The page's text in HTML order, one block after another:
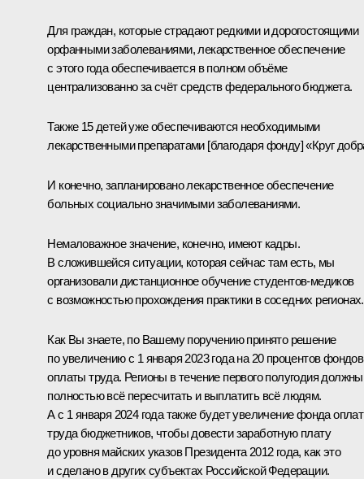
Для граждан, которые страдают редкими и дорогостоящими
орфанными заболеваниями, лекарственное обеспечение
с этого года обеспечивается в полном объёме
централизованно за счёт средств федерального бюджета.
Также 15 детей уже обеспечиваются необходимыми
лекарственными препаратами [благодаря фонду] «Круг
И конечно, запланировано лекарственное обеспечение
больных социально значимыми заболеваниями.
Немаловажное значение, конечно, имеют кадры.
В сложившейся ситуации, которая сейчас там есть, мы
организовали дистанционное обучение студентов-медиков
с возможностью прохождения практики в соседних регионах.
Как Вы знаете, по Вашему поручению принято решение
по увеличению с 1 января 2023 года на 20 процентов фондов
оплаты труда. Регионы в течение первого полугодия должны
полностью всё пересчитать и выплатить всё людям.
А с 1 января 2024 года также будет увеличение фонда
труда бюджетников, чтобы довести заработную плату
до уровня майских указов Президента 2012 года, как это
и сделано в других субъектах Российской Федерации.